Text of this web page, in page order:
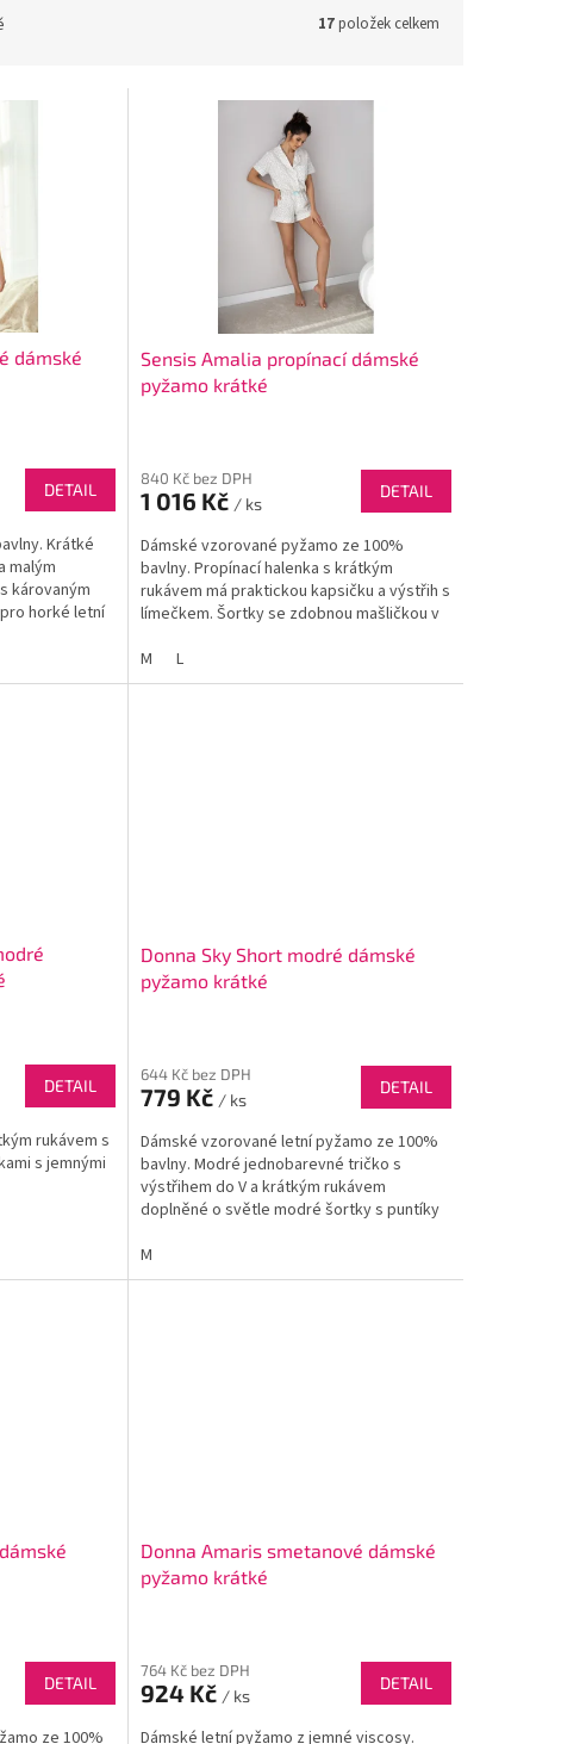
17položek celkem
dámské
DETAIL
Krátké
malým
károvaným
horké letní
Sensis Amalia propínací dámské
pyžamo krátké
840 Kč bez DPH
1 016 Kč / ks
DETAIL
Dámské vzorované pyžamo ze 100%
bavlny. Propínací halenka s krátkým
rukávem má praktickou kapsičku a výstřih s
límečkem. Šortky se zdobnou mašličkou v
M
L
DETAIL
rukávem s
s jemnými
Donna Sky Short modré dámské
pyžamo krátké
644 Kč bez DPH
779 Kč / ks
DETAIL
Dámské vzorované letní pyžamo ze 100%
bavlny. Modré jednobarevné tričko s
výstřihem do V a krátkým rukávem
doplněné o světle modré šortky s puntíky
velké horko.
M
DETAIL
ze 100%
Donna Amaris smetanové dámské
pyžamo krátké
764 Kč bez DPH
924 Kč / ks
DETAIL
Dámské letní pyžamo z jemné viscosy.